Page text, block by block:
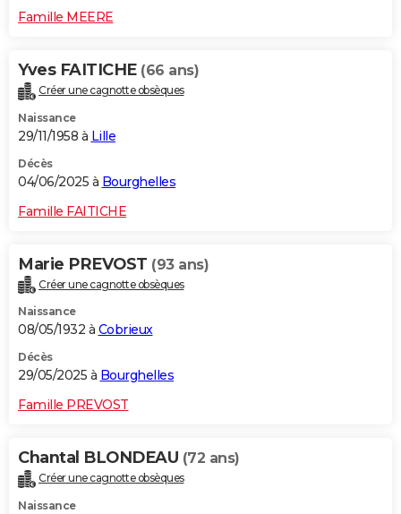
Famille MEERE
Yves FAITICHE (66 ans)
Créer une cagnotte obsèques
Naissance
29/11/1958 à Lille
Décès
04/06/2025 à Bourghelles
Famille FAITICHE
Marie PREVOST (93 ans)
Créer une cagnotte obsèques
Naissance
08/05/1932 à Cobrieux
Décès
29/05/2025 à Bourghelles
Famille PREVOST
Chantal BLONDEAU (72 ans)
Créer une cagnotte obsèques
Naissance